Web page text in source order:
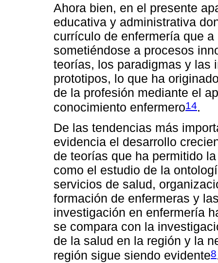
Ahora bien, en el presente
educativa y administrativa
currículo de enfermería que
sometiéndose a procesos
teorías, los paradigmas y las
prototipos, lo que ha
de la profesión mediante el
conocimiento enfermero14.
De las tendencias más
evidencia el desarrollo
de teorías que ha permitido
como el estudio de la
servicios de salud,
formación de enfermeras y
investigación en enfermería
se compara con la
de la salud en la región y la
región sigue siendo evidente8